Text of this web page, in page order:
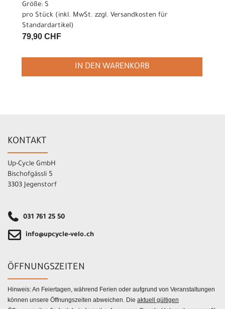
Größe: S
pro Stück (inkl. MwSt. zzgl. Versandkosten für
Standardartikel)
79,90 CHF
IN DEN WARENKORB
KONTAKT
Up-Cycle GmbH
Bischofgässli 5
3303 Jegenstorf
031 761 25 50
info@upcycle-velo.ch
ÖFFNUNGSZEITEN
Hinweis: An Feiertagen, während Ferien oder aufgrund von Veranstaltungen
können unsere Öffnungszeiten abweichen. Die aktuell gültigen